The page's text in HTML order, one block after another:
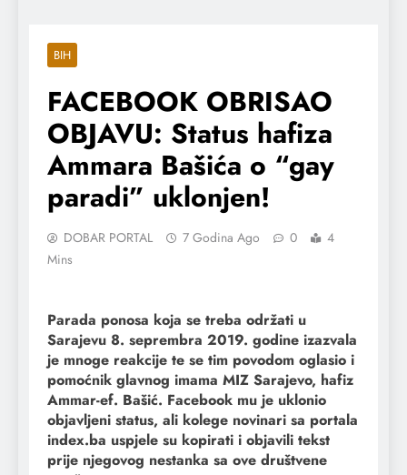
BIH
FACEBOOK OBRISAO
OBJAVU: Status hafiza
Ammara Bašića o “gay
paradi” uklonjen!
DOBAR PORTAL 7 Godina Ago 0
4
Mins
Parada ponosa koja se treba održati u
Sarajevu 8. seprembra 2019. godine izazvala
je mnoge reakcije te se tim povodom oglasio i
pomoćnik glavnog imama MIZ Sarajevo, hafiz
Ammar-ef. Bašić. Facebook mu je uklonio
objavljeni status, ali kolege novinari sa portala
index.ba uspjele su kopirati i objavili tekst
prije njegovog nestanka sa ove društvene